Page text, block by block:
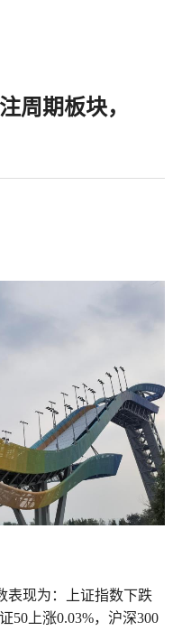
周期板块，
表现为：上证指数下跌
50上涨0.03%，沪深300